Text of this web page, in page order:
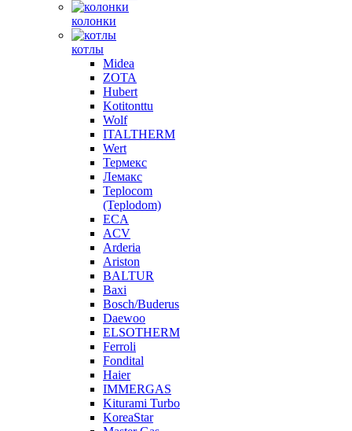
колонки
котлы
Midea
ZOTA
Hubert
Kotitonttu
Wolf
ITALTHERM
Wert
Термекс
Лемакс
Teplocom
(Teplodom)
ECA
ACV
Arderia
Ariston
BALTUR
Baxi
Bosch/Buderus
Daewoo
ELSOTHERM
Ferroli
Fondital
Haier
IMMERGAS
Kiturami Turbo
KoreaStar